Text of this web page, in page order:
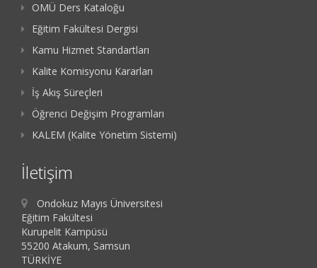
OMÜ Ders Kataloğu
Eğitim Fakültesi Dergisi
Kamu Hizmet Standartları
Kalite Komisyonu Kararları
İş Akış Süreçleri
Öğrenci Değişim Programları
KALEM (Kalite Yönetim Sistemi)
İletişim
Ondokuz Mayıs Üniversitesi
Eğitim Fakültesi
Kurupelit Kampüsü
55200 Atakum, Samsun
TÜRKİYE